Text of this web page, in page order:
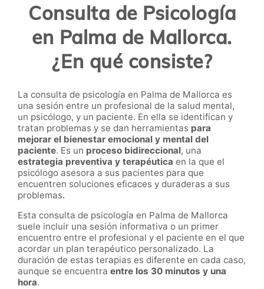
Consulta de Psicología
en Palma de Mallorca.
¿En qué consiste?
La consulta de psicología en Palma de Mallorca es
una sesión entre un profesional de la salud mental,
un psicólogo, y un paciente. En ella se identifican y
tratan problemas y se dan herramientas para
mejorar el bienestar emocional y mental del
paciente. Es un proceso bidireccional, una
estrategia preventiva y terapéutica en la que el
psicólogo asesora a sus pacientes para que
encuentren soluciones eficaces y duraderas a sus
problemas.
Esta consulta de psicología en Palma de Mallorca
suele incluir una sesión informativa o un primer
encuentro entre el profesional y el paciente en el que
acordar un plan terapéutico personalizado. La
duración de estas terapias es diferente en cada caso,
aunque se encuentra entre los 30 minutos y una
hora.